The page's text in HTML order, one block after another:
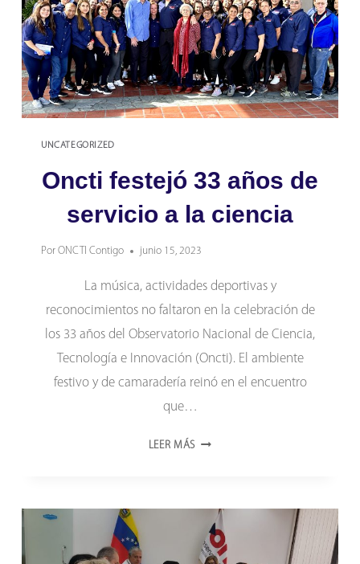
UNCATEGORIZED
Oncti festejó 33 años de
servicio a la ciencia
Por ONCTI Contigo junio 15, 2023
La música, actividades deportivas y
reconocimientos no faltaron en la celebración de
los 33 años del Observatorio Nacional de Ciencia,
Tecnología e Innovación (Oncti). El ambiente
festivo y de camaradería reinó en el encuentro
que…
LEER MÁS ONCTI
SERVICIO
A